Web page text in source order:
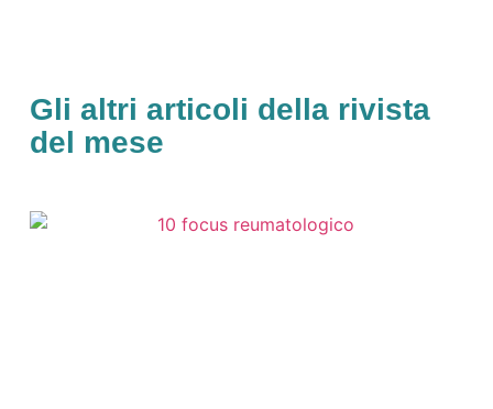
Gli altri articoli della rivista
del mese